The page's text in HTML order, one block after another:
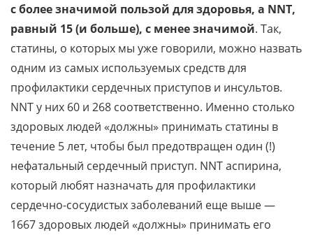
с более значимой пользой для здоровья, а NNT,
равный 15 (и больше), с менее значимой. Так,
статины, о которых мы уже говорили, можно назвать
одним из самых используемых средств для
профилактики сердечных приступов и инсультов.
NNT у них 60 и 268 соответственно. Именно столько
здоровых людей «должны» принимать статины в
течение 5 лет, чтобы был предотвращен один (!)
нефатальный сердечный приступ. NNT аспирина,
который любят назначать для профилактики
сердечно-сосудистых заболеваний еще выше —
1667 здоровых людей «должны» принимать его